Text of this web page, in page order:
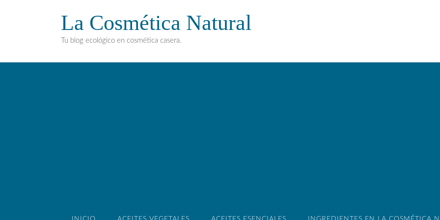
La Cosmética Natural
Tu blog ecológico en cosmética casera.